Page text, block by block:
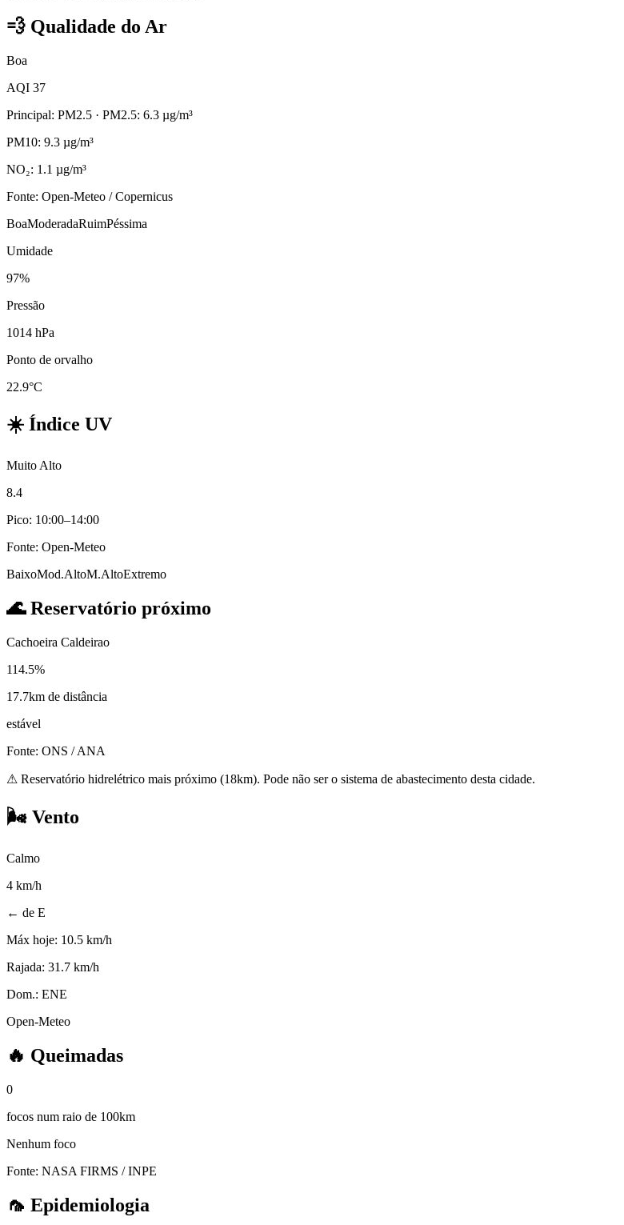
💨 Qualidade do Ar
Boa
AQI 37
Principal: PM2.5 · PM2.5: 6.3 µg/m³
PM10: 9.3 µg/m³
NO₂: 1.1 µg/m³
Fonte: Open-Meteo / Copernicus
BoaModeradaRuimPéssima
Umidade
97%
Pressão
1014 hPa
Ponto de orvalho
22.9°C
☀️ Índice UV
Muito Alto
8.4
Pico: 10:00–14:00
Fonte: Open-Meteo
BaixoMod.AltoM.AltoExtremo
🌊Reservatório próximo
Cachoeira Caldeirao
114.5%
17.7km de distância
estável
Fonte: ONS / ANA
⚠ Reservatório hidrelétrico mais próximo (18km). Pode não ser o sistema de abastecimento desta cidade.
🌬️ Vento
Calmo
4 km/h
← de E
Máx hoje: 10.5 km/h
Rajada: 31.7 km/h
Dom.: ENE
Open-Meteo
🔥 Queimadas
0
focos num raio de 100km
Nenhum foco
Fonte: NASA FIRMS / INPE
🦟 Epidemiologia